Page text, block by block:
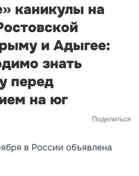
каникулы на
и Адыгее:
знать
перед
на юг
Поделиться
в России объявлена